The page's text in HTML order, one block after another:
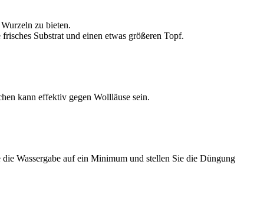
zu bieten.
Substrat und einen etwas größeren Topf.
kann effektiv gegen Wollläuse sein.
Wassergabe auf ein Minimum und stellen Sie die Düngung